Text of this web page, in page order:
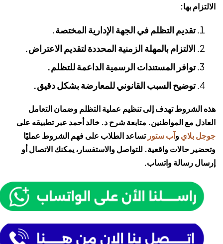
الالتزام بها:
تقديم التظلم في الجهة الإدارية المختصة.
الالتزام بالمهلة الزمنية المحددة لتقديم الاعتراض.
توافر المستندات الرسمية الداعمة للتظلم.
توضيح السبب القانوني للمعارضة بشكل دقيق.
هذه الشروط تهدف إلى تنظيم عملية التظلم وضمان التعامل
العادل مع المواطنين. متابعة شرح د. خالد أحمد عبر تطبيقه على
جوجل بلايوآب ستور تساعد الطلاب على فهم الشروط عمليًا
وتحضير حالات واقعية. للتواصل والاستفسار، يمكنك الاتصال أو
إرسال رسالة واتساب.